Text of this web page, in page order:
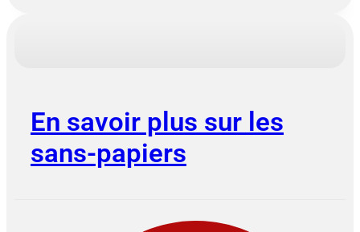
En savoir plus sur les
sans-papiers